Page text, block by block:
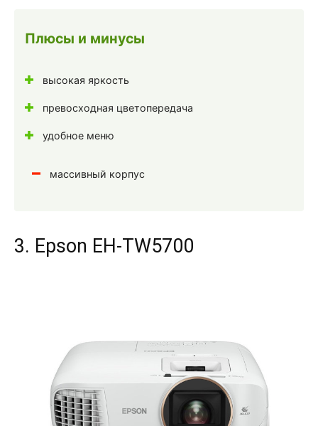
Плюсы и минусы
высокая яркость
превосходная цветопередача
удобное меню
массивный корпус
3. Epson EH-TW5700